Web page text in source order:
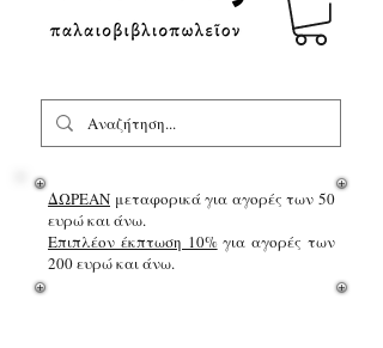
ΔΩΡΕΑΝ μεταφορικά για αγορές των 50
ευρώ και άνω.
Επιπλέον έκπτωση 10%για αγορές των
200 ευρώ και άνω.